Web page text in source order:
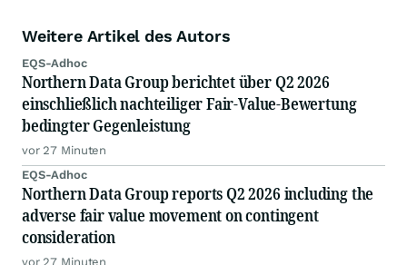
Weitere Artikel des Autors
EQS-Adhoc
Northern Data Group berichtet über Q2 2026
einschließlich nachteiliger Fair-Value-Bewertung
bedingter Gegenleistung
vor 27 Minuten
EQS-Adhoc
Northern Data Group reports Q2 2026 including the
adverse fair value movement on contingent
consideration
vor 27 Minuten